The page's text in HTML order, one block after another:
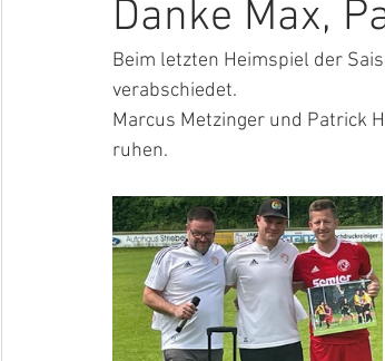
Danke Max,
Beim letzten Heimspiel der
verabschiedet.
Marcus Metzinger und Patrick
ruhen.